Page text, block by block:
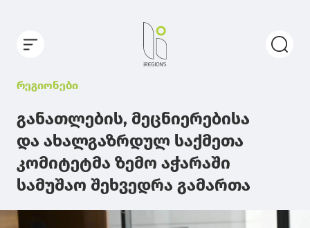
რეგიონები
განათლების, მეცნიერებისა
და ახალგაზრდულ საქმეთა
კომიტეტმა ზემო აჭარაში
სამუშაო შეხვედრა გამართა